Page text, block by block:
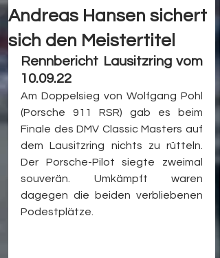
Andreas Hansen sichert
sich den Meistertitel
Rennbericht Lausitzring vom
10.09.22
Am Doppelsieg von Wolfgang Pohl
(Porsche 911 RSR) gab es beim
Finale des DMV Classic Masters auf
dem Lausitzring nichts zu rütteln.
Der Porsche-Pilot siegte zweimal
souverän. Umkämpft waren
dagegen die beiden verbliebenen
Podestplätze.